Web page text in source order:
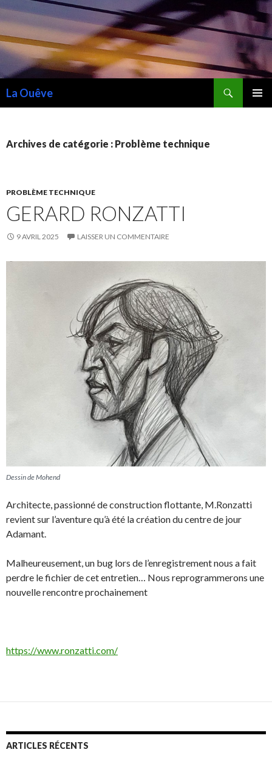
La Ouêve
Archives de catégorie : Problème technique
PROBLÈME TECHNIQUE
GERARD RONZATTI
9 AVRIL 2025 LAISSER UN COMMENTAIRE
Dessin de Mohend
Architecte, passionné de construction flottante, M.Ronzatti
revient sur l’aventure qu’à été la création du centre de jour
Adamant.
Malheureusement, un bug lors de l’enregistrement nous a fait
perdre le fichier de cet entretien… Nous reprogrammerons une
nouvelle rencontre prochainement
https://www.ronzatti.com/
ARTICLES RÉCENTS